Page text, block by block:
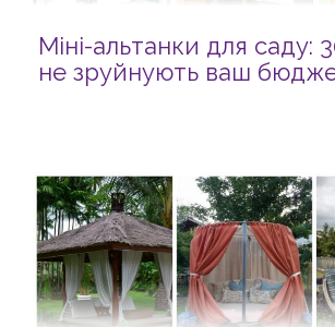
Міні-альтанки для саду:
не зруйнують ваш